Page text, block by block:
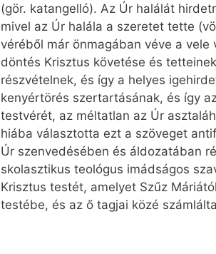
(gör. katangelló). Az Úr halálát
mivel az Úr halála a szeretet tette
véréből már önmagában véve a
döntés Krisztus követése és
részvételnek, és így a helyes
kenyértörés szertartásának, és így
testvérét, az méltatlan az Úr
hiába választotta ezt a szöveget
Úr szenvedésében és áldozatában
skolasztikus teológus imádságos
Krisztus testét, amelyet Szűz
testébe, és az ő tagjai közé